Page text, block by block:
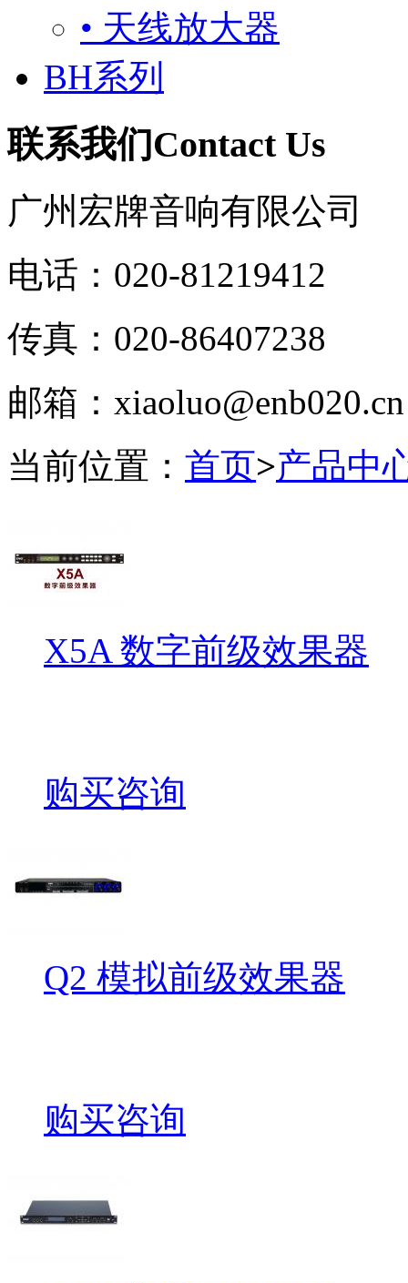
• 天线放大器
BH系列
联系我们 Contact Us
广州宏牌音响有限公司
电话：020-81219412
传真：020-86407238
邮箱：xiaoluo@enb020.cn
当前位置： 首页>产品中
X5A 数字前级效果器
购买咨询
Q2 模拟前级效果器
购买咨询